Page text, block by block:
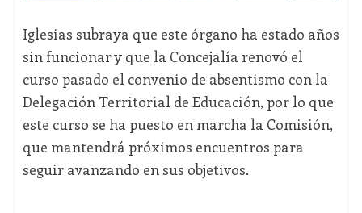
Iglesias subraya que este órgano ha estado años
sin funcionar y que la Concejalía renovó el
curso pasado el convenio de absentismo con la
Delegación Territorial de Educación, por lo que
este curso se ha puesto en marcha la Comisión,
que mantendrá próximos encuentros para
seguir avanzando en sus objetivos.